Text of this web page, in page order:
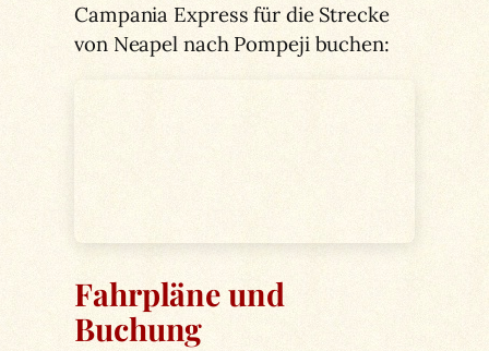
Campania Express für die Strecke
von Neapel nach Pompeji buchen:
Fahrpläne und
Buchung